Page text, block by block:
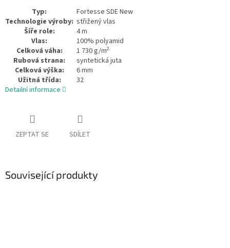
Typ:
Fortesse SDE New
Technologie výroby: střižený vlas
Šíře role:
4 m
Vlas:
100% polyamid
Celková váha:
1 730 g/m2
Rubová strana:
syntetická juta
Celková výška:
6 mm
Užitná třída:
32
Detailní informace
ZEPTAT SE SDÍLET
Související produkty